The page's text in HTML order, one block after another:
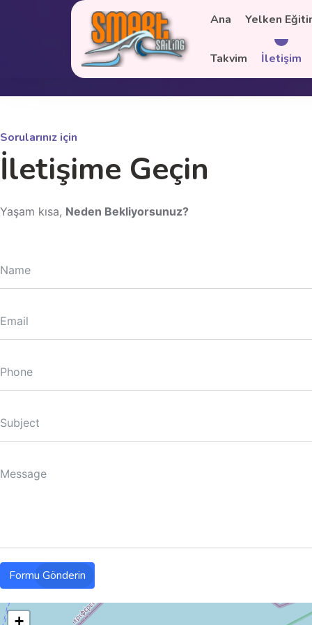
Tel: +90 (541) 456 1366 Ana Yelken
Takvim İletişim
Sorularınız için
İletişime Geçin
Yaşam kısa, Neden Bekliyorsunuz?
Formu Gönderin
+